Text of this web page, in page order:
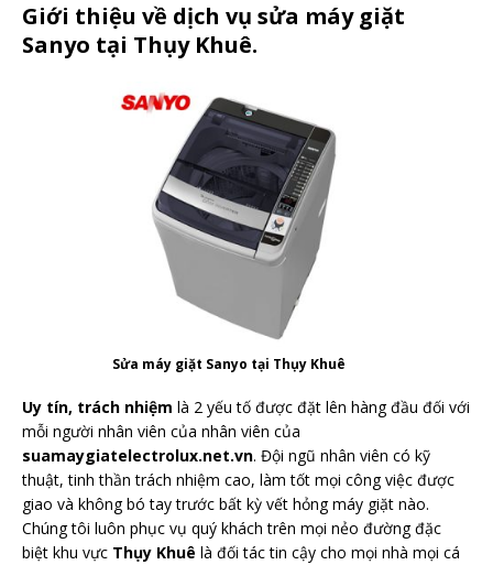
Giới thiệu về dịch vụ sửa máy giặt
Sanyo tại Thụy Khuê.
Sửa máy giặt Sanyo tại Thụy Khuê
Uy tín, trách nhiệm là 2 yếu tố được đặt lên hàng đầu đối với
mỗi người nhân viên của nhân viên của
suamaygiatelectrolux.net.vn. Đội ngũ nhân viên có kỹ
thuật, tinh thần trách nhiệm cao, làm tốt mọi công việc được
giao và không bó tay trước bất kỳ vết hỏng máy giặt nào.
Chúng tôi luôn phục vụ quý khách trên mọi nẻo đường đặc
biệt khu vực Thụy Khuê là đối tác tin cậy cho mọi nhà mọi cá